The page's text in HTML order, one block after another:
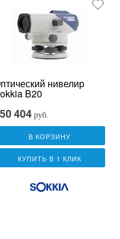
нивелир
B20
404 руб.
В КОРЗИНУ
КУПИТЬ В 1 КЛИК